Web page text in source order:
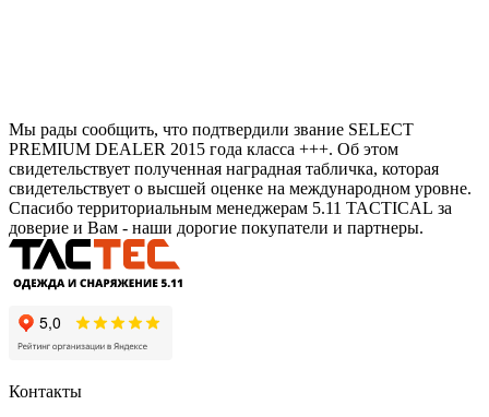
Мы рады сообщить, что подтвердили звание SELECT
PREMIUM DEALER 2015 года класса +++. Об этом
свидетельствует полученная наградная табличка, которая
свидетельствует о высшей оценке на международном уровне.
Спасибо территориальным менеджерам 5.11 TACTICAL за
доверие и Вам - наши дорогие покупатели и партнеры.
Контакты